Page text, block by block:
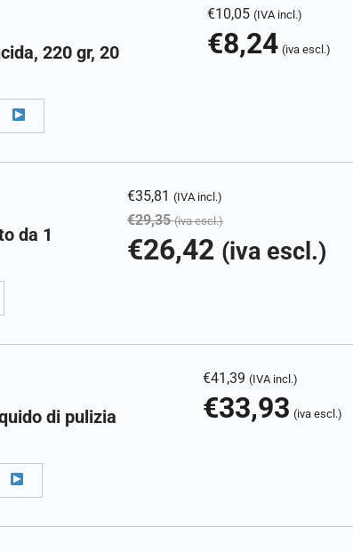
220 gr, 20
€10,05 (IVA incl.)
€8,24 (iva escl.)
da 1
€35,81 (IVA incl.)
€29,35 (iva escl.)
€26,42 (iva escl.)
di pulizia
€41,39 (IVA incl.)
€33,93 (iva escl.)